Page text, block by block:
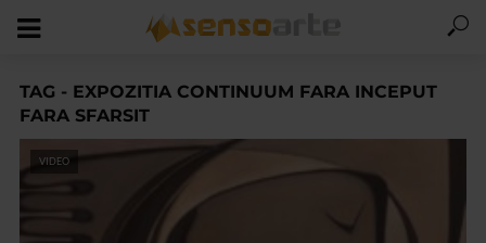
TAG - EXPOZITIA CONTINUUM FARA INCEPUT
FARA SFARSIT
VIDEO